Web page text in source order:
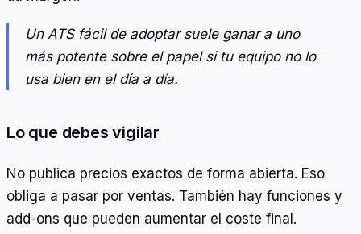
Un ATS fácil de adoptar suele ganar a uno
más potente sobre el papel si tu equipo no lo
usa bien en el día a día.
Lo que debes vigilar
No publica precios exactos de forma abierta. Eso
obliga a pasar por ventas. También hay funciones y
add-ons que pueden aumentar el coste final.